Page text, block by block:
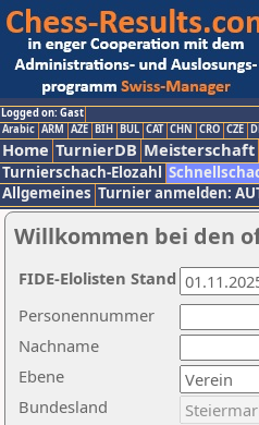
Logged on: Gast
Arabic ARM AZE BIH BUL CAT CHN CRO CZE
Home TurnierDB Meisterschaft
Turnierschach-Elozahl
Allgemeines Turnier anmelden:
Willkommen bei den
Nachname
Ebene
Personennummer
Bundesland
FIDE-Elolisten Stand